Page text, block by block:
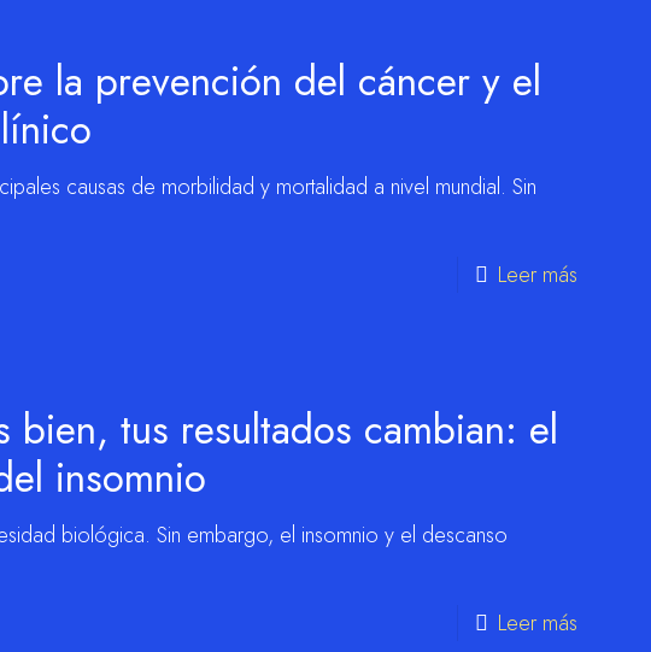
la prevención del cáncer y el
causas de morbilidad y mortalidad a nivel mundial. Sin
Leer más
bien, tus resultados cambian: el
insomnio
biológica. Sin embargo, el insomnio y el descanso
Leer más